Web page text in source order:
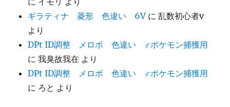
ギラティナ 菱形 色違い 6V に乱数初心者v
より
DPt ID調整 メロボ 色違い ♂ポケモン捕獲用
に我臭故我在 より
DPt ID調整 メロボ 色違い ♂ポケモン捕獲用
に ろと より